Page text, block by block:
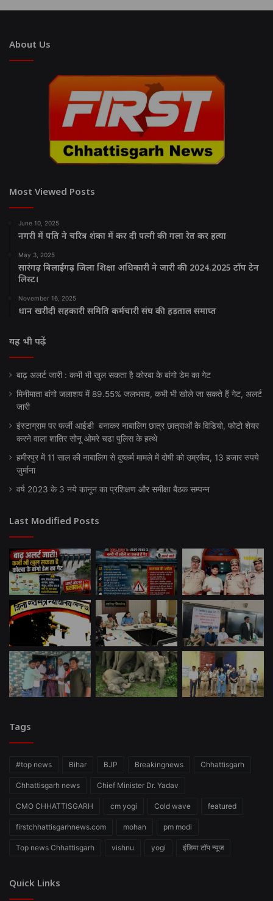
About Us
Most Viewed Posts
June 10, 2025
नगरी में पति ने चरित्र शंका में कर दी पत्नी की गला रेत कर हत्या
May 3, 2025
सारंगढ़ बिलाईगढ़ जिला शिक्षा अधिकारी ने जारी की 2024.2025 टॉप टेन
लिस्ट।
November 16, 2025
धान खरीदी सहकारी समिति कर्मचारी संघ की हड़ताल समाप्त
यह भी पढ़ें
बाढ़ अलर्ट जारी : कभी भी खुल सकता है कोरबा के बांगो डेम का गेट
मिनीमाता बांगो जलाशय में 89.55% जलभराव, कभी भी खोले जा सकते हैं गेट, अलर्ट
जारी
इंस्टाग्राम पर फर्जी आईडी बनाकर नाबालिग छात्र छात्राओं के विडियो, फोटो शेयर
करने वाला शातिर सोनू ओमरे चढा पुलिस के हत्थे
हमीरपुर में 11 साल की नाबालिग से दुष्कर्म मामले में दोषी को उम्रकैद, 13 हजार रुपये
जुर्माना
वर्ष 2023 के 3 नये कानून का प्रशिक्षण और समीक्षा बैठक सम्पन्न
Last Modified Posts
Tags
#top news Bihar BJP Breakingnews Chhattisgarh
Chhattisgarh news Chief Minister Dr. Yadav
CMO CHHATTISGARH cm yogi Cold wave featured
firstchhattisgarhnews.com mohan pm modi
Top news Chhattisgarh vishnu yogi इंडिया टॉप न्यूज
Quick Links